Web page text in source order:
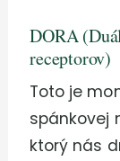
DORA
receptorov)
Toto je
spánkovej
ktorý nás